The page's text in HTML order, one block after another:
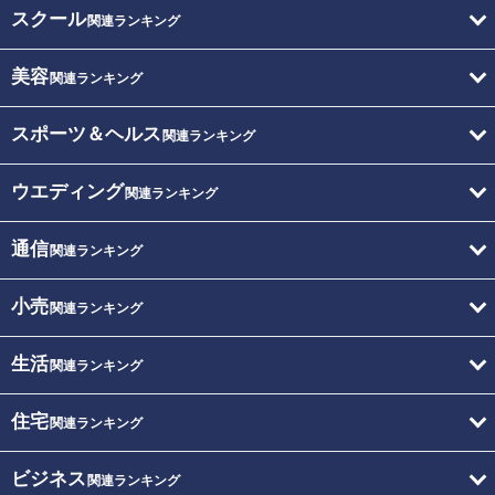
スクール関連ランキング
美容関連ランキング
スポーツ＆ヘルス 関連ランキング
ウエディング関連ランキング
通信関連ランキング
小売関連ランキング
生活関連ランキング
住宅関連ランキング
ビジネス 関連ランキング